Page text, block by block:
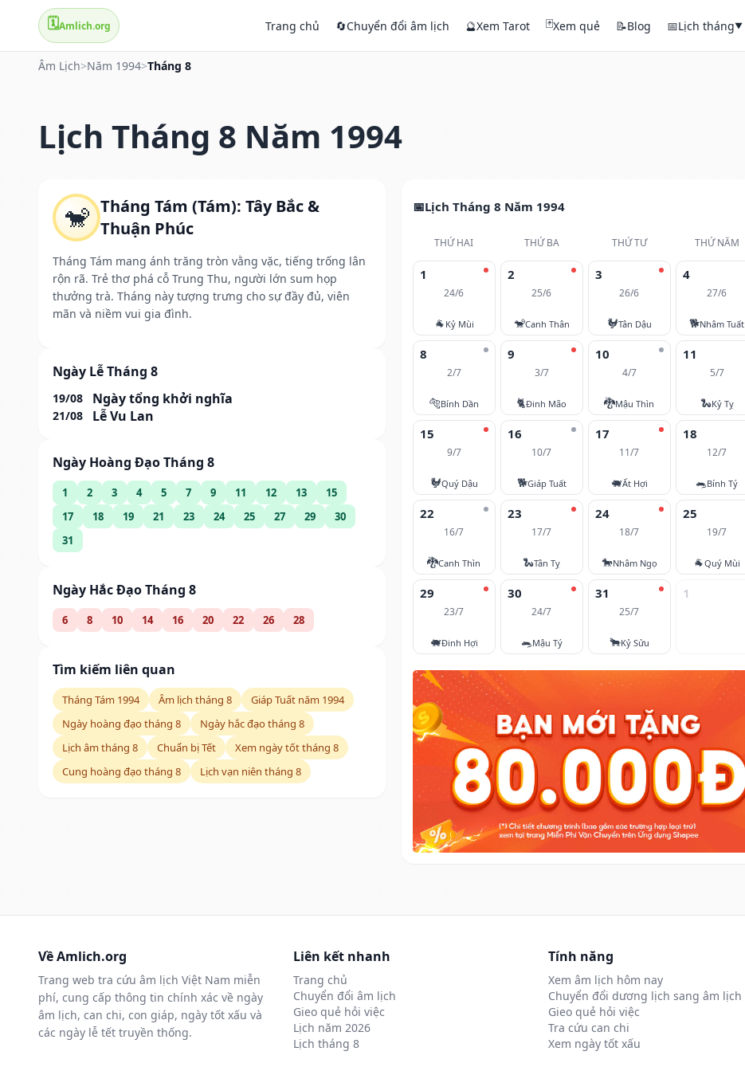
🗓️Amlich.org Trang chủ 🔄Chuyển đổi âm lịch 🔮Xem Tarot 🃏Xem quẻ 📝Blog 📅Lịch tháng▼
Âm Lịch>Năm 1994>Tháng 8
Lịch Tháng 8 Năm 1994
🐒 Tháng Tám (Tám): Tây Bắc &
Thuận Phúc
Tháng Tám mang ánh trăng tròn vằng vặc, tiếng trống lân
rộn rã. Trẻ thơ phá cỗ Trung Thu, người lớn sum họp
thưởng trà. Tháng này tượng trưng cho sự đầy đủ, viên
mãn và niềm vui gia đình.
Ngày Lễ Tháng 8
19/08 Ngày tổng khởi nghĩa
21/08 Lễ Vu Lan
Ngày Hoàng Đạo Tháng 8
1 2 3 4 5 7 9 11 12 13
15
17
18 19 21 23 24 25 27 29
30
31
Ngày Hắc Đạo Tháng 8
6 8 10 14 16 20 22 26 28
Tìm kiếm liên quan
Tháng Tám 1994 Âm lịch tháng 8
Giáp Tuất năm 1994
Ngày hoàng đạo tháng 8
Ngày hắc đạo tháng 8
Lịch âm tháng 8
Chuẩn bị Tết
Xem ngày tốt tháng 8
Cung hoàng đạo tháng 8
Lịch vạn niên tháng 8
Lịch Tháng 8 Năm 1994
THỨ HAI THỨ BA THỨ TƯ THỨ NĂM
1
24/6
🐐 Kỷ Mùi
2
25/6
🐒Canh Thân
3
26/6
🐓Tân Dậu
4
27/6
🐕Nhâm Tuất
8
2/7
🐅Bính Dần
9
3/7
🐈Đinh Mão
10
4/7
🐉Mậu Thìn
11
5/7
🐍Kỷ Tỵ
15
9/7
🐓Quý Dậu
16
10/7
🐕Giáp Tuất
17
11/7
🐖Ất Hợi
18
12/7
🐀Bính Tý
22
16/7
🐉Canh Thìn
23
17/7
🐍Tân Tỵ
24
18/7
🐎Nhâm Ngọ
25
19/7
🐐Quý Mùi
29
23/7
🐖Đinh Hợi
30
24/7
🐀Mậu Tý
31
25/7
🐂Kỷ Sửu
1
Về Amlich.org
Trang web tra cứu âm lịch Việt Nam miễn
phí, cung cấp thông tin chính xác về ngày
âm lịch, can chi, con giáp, ngày tốt xấu và
các ngày lễ tết truyền thống.
Liên kết nhanh
Trang chủ
Chuyển đổi âm lịch
Gieo quẻ hỏi việc
Lịch năm 2026
Lịch tháng 8
Tính năng
Xem âm lịch hôm nay
Chuyển đổi dương lịch sang âm lịch
Gieo quẻ hỏi việc
Tra cứu can chi
Xem ngày tốt xấu